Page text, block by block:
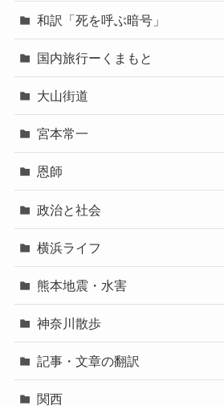
和訳「死を呼ぶ暗号」
国内旅行ーくまもと
大山街道
宮本常一
恩師
政治と社会
横浜ライフ
熊本地震・水害
神奈川散歩
記事・文章の翻訳
関西